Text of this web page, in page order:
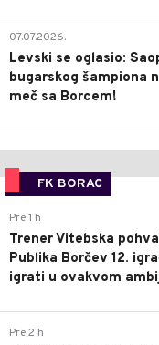
07.07.2026.
Levski se oglasio:
bugarskog šampiona
meč sa Borcem!
FK BORAC
Pre 1 h
Trener Vitebska
Publika Borčev 12.
igrati u ovakvom
Pre 2 h